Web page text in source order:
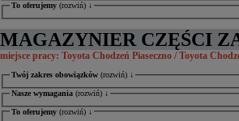
To oferujemy(rozwiń) ↓
MAGAZYNIER CZĘŚCI
miejsce pracy: Toyota Chodzeń Piaseczno / Toyota
Twój zakres obowiązków(rozwiń) ↓
Nasze wymagania(rozwiń) ↓
To oferujemy(rozwiń) ↓